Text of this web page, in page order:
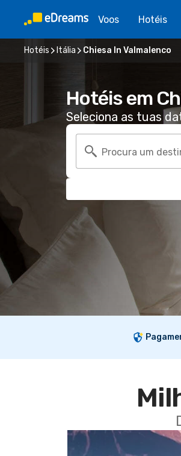
Voos Hotéis
Hotéis Itália Chiesa In Valmalenco
Hotéis em
Seleciona as tuas
Procura um